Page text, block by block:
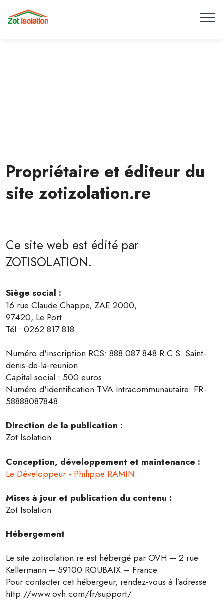
Propriétaire et éditeur du
site zotizolation.re
Ce site web est édité par
ZOTISOLATION.
Siège social :
16 rue Claude Chappe, ZAE 2000,
97420, Le Port
Tél : 0262 817 818
Numéro d'inscription RCS: 888 087 848 R.C.S. Saint-
denis-de-la-reunion
Capital social : 500 euros
Numéro d'identification TVA intracommunautaire: FR-
58888087848
Direction de la publication :
Zot Isolation
Conception, développement et maintenance :
Le Développeur - Philippe RAMIN
Mises à jour et publication du contenu :
Zot Isolation
Hébergement
Le site zotisolation.re est hébergé par OVH – 2 rue
Kellermann – 59100 ROUBAIX – France
Pour contacter cet hébergeur, rendez-vous à l’adresse
http://www.ovh.com/fr/support/